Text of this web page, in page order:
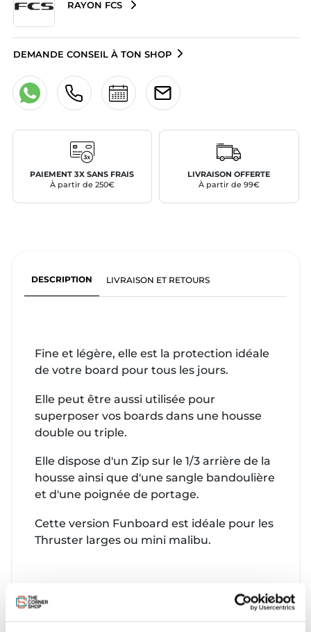
RAYON FCS
DEMANDE CONSEIL À TON SHOP
PAIEMENT 3X SANS FRAIS
À partir de 250€
LIVRAISON OFFERTE
À partir de 99€
DESCRIPTION LIVRAISON ET RETOURS
Fine et légère, elle est la protection idéale
de votre board pour tous les jours.
Elle peut être aussi utilisée pour
superposer vos boards dans une housse
double ou triple.
Elle dispose d'un Zip sur le 1/3 arrière de la
housse ainsi que d'une sangle bandoulière
et d'une poignée de portage.
Cette version Funboard est idéale pour les
Thruster larges ou mini malibu.
Caractéristiques :